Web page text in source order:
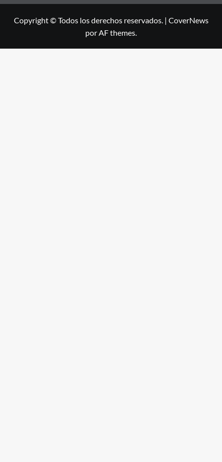
Copyright © Todos los derechos reservados. | CoverNews
por AF themes.